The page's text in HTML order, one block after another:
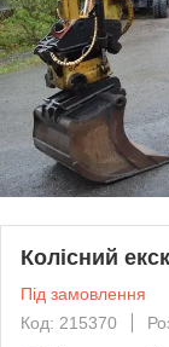
Колісний
Під замовлення
Код: 215370